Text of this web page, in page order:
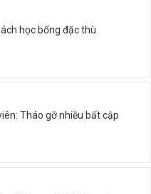
học bổng đặc thù
Tháo gỡ nhiều bất cập